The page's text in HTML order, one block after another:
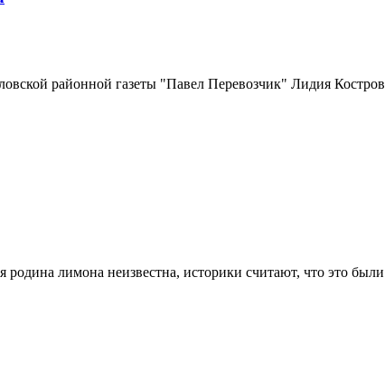
районной газеты "Павел Перевозчик" Лидия
лимона неизвестна, историки считают, что это